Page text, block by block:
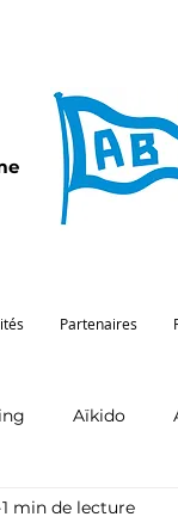
Partenaires
Aïkido
Pentathlon
1 min de lecture